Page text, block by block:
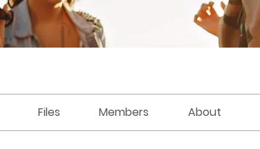
Files Members About